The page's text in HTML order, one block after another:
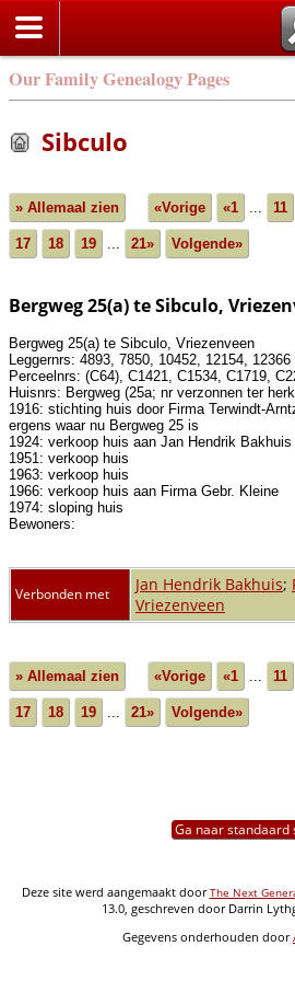
Our Family Genealogy Pages
Sibculo
» Allemaal zien «Vorige «1 ... 11
17 18 19 ... 21» Volgende»
Bergweg 25(a) te Sibculo,
Bergweg 25(a) te Sibculo, Vriezenveen
Leggernrs: 4893, 7850, 10452, 12154, 12366
Perceelnrs: (C64), C1421, C1534, C1719,
Huisnrs: Bergweg (25a; nr verzonnen ter
1916: stichting huis door Firma Terwindt-
ergens waar nu Bergweg 25 is
1924: verkoop huis aan Jan Hendrik Bakhuis
1951: verkoop huis
1963: verkoop huis
1966: verkoop huis aan Firma Gebr. Kleine
1974: sloping huis
Bewoners:
Verbonden met Jan Hendrik Bakhuis;
Vriezenveen
» Allemaal zien «Vorige «1 ... 11
17 18 19 ... 21» Volgende»
Ga naar standaard
Deze site werd aangemaakt doorThe Next
13.0, geschreven door Darrin
Gegevens onderhouden door